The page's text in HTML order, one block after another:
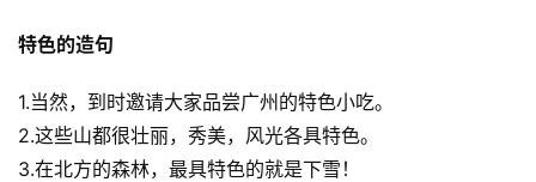
特色的造句
1.当然，到时邀请大家品尝广州的特色小吃。
2.这些山都很壮丽，秀美，风光各具特色。
3.在北方的森林，最具特色的就是下雪！